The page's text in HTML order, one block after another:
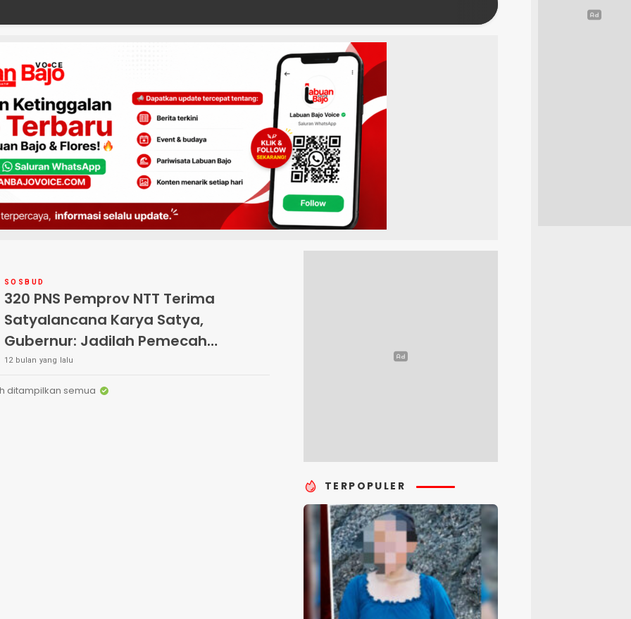
SOSBUD
320 PNS Pemprov NTT Terima
Satyalancana Karya Satya,
Gubernur: Jadilah Pemecah
Masalah, Bukan Pembuat Masalah
12 bulan yang lalu
ditampilkan semua
TERPOPULER